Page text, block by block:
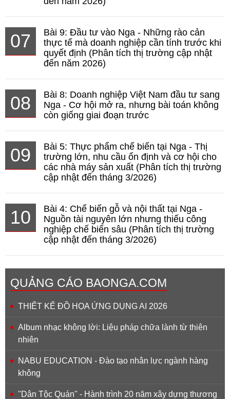
07
Bài 9: Đầu tư vào Nga - Những rào cản
thực tế mà doanh nghiệp cần tính trước khi
quyết định (Phân tích thị trường cập nhật
đến năm 2026)
08
Bài 8: Doanh nghiệp Việt Nam đầu tư sang
Nga - Cơ hội mở ra, nhưng bài toán không
còn giống giai đoạn trước
09
Bài 5: Thực phẩm chế biến tại Nga - Thị
trường lớn, nhu cầu ổn định và cơ hội cho
các nhà máy sản xuất (Phân tích thị trường
cập nhật đến tháng 3/2026)
10
Bài 4: Chế biến gỗ và nội thất tại Nga -
Nguồn tài nguyên lớn nhưng thiếu công
nghiệp chế biến sâu (Phân tích thị trường
cập nhật đến tháng 3/2026)
QUẢNG CÁO BAONGA.COM
THIẾT KẾ ĐỒ HỌA ỨNG DỤNG AI 2026
Album nhạc không lời: Liệu pháp chữa lành từ thiên
nhiên
NABU EDUCATION - Đào tạo nhân lực ngành hàng
không
''Dân Tộc Quán'' - Hành trình 20 năm xây dựng thương